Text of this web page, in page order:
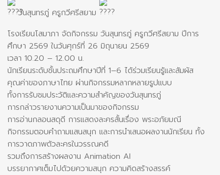
วันสุนทรภู่ ครูกวีศรีสยาม
โรงเรียนโสมาภา จัดกิจกรรม วันสุนทรภู่ ครูกวีศรีสยาม ปีการ
ศึกษา 2569 ในวันศุกร์ที่ 26 มิถุนายน 2569
เวลา 10.20 – 12.00 น.
นักเรียนระดับชั้นประถมศึกษาปีที่ 1–6 ได้ร่วมเรียนรู้และสัมผัส
คุณค่าของภาษาไทย ผ่านกิจกรรมหลากหลายรูปแบบ
ทั้งการรับชมประวัติและความสำคัญของวันสุนทรภู่
การกล่าวรายงานความเป็นมาของกิจกรรม
การอ่านกลอนสดุดี การแสดงละครสั้นเรื่อง พระอภัยมณี
กิจกรรมตอบคำถามแสนสนุก และการนำเสนอผลงานนักเรียน ทั้ง
การวาดภาพตัวละครในวรรณคดี
รวมถึงการสร้างผลงาน Animation AI
บรรยากาศเต็มไปด้วยความสนุก ความคิดสร้างสรรค์